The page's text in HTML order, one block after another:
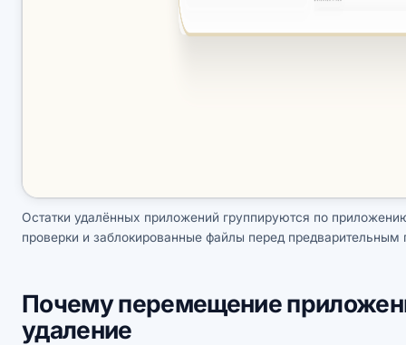
Остатки удалённых приложений группируются по
проверки и заблокированные файлы перед
Почему перемещение
удаление